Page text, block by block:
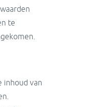
te
inhoud van